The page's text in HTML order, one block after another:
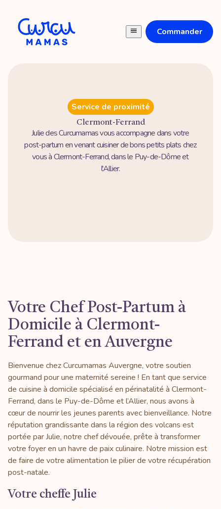
Commander
Service de proximité
Clermont-Ferrand
Julie des Curcumamas vous accompagne dans votre
post-partum en venant cuisiner de bons petits plats chez
vous à Clermont-Ferrand, dans le Puy-de-Dôme et
l'Allier.
Votre Chef Post-Partum à
Domicile à Clermont-
Ferrand et en Auvergne
Bienvenue chez Curcumamas Auvergne, votre soutien
gourmand pour une maternité sereine ! En tant que service
de cuisine à domicile spécialisé en périnatalité à Clermont-
Ferrand, dans le Puy-de-Dôme et l’Allier, nous avons à
cœur de nourrir les jeunes parents avec bienveillance. Notre
réputation grandissante dans la région des volcans est
portée par Julie, notre chef dévouée, prête à transformer
votre foyer en un havre de paix culinaire. Notre mission est
de faire de votre alimentation le pilier de votre récupération
post-natale.
Votre cheffe Julie